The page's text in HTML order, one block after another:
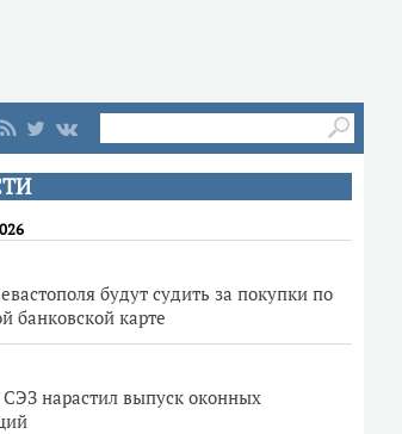
будут судить за покупки по
банковской карте
нарастил выпуск оконных